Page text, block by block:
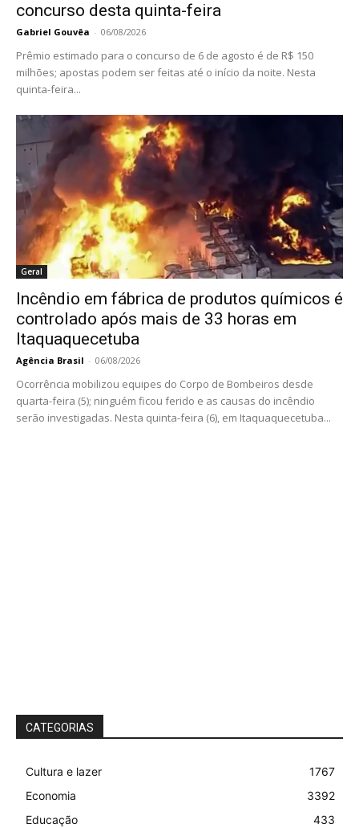
concurso desta quinta-feira
Gabriel Gouvêa - 06/08/2026
Prêmio estimado para o concurso de 6 de agosto é de R$ 150
milhões; apostas podem ser feitas até o início da noite. Nesta
quinta-feira...
Geral
Incêndio em fábrica de produtos químicos é
controlado após mais de 33 horas em
Itaquaquecetuba
Agência Brasil - 06/08/2026
Ocorrência mobilizou equipes do Corpo de Bombeiros desde
quarta-feira (5); ninguém ficou ferido e as causas do incêndio
serão investigadas. Nesta quinta-feira (6), em Itaquaquecetuba...
CATEGORIAS
Cultura e lazer
1767
Economia
3392
Educação
433